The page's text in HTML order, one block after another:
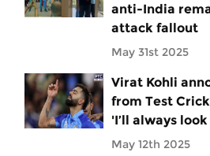
anti-India
attack fallout
May 31st 2025
Virat Kohli
from Test
'I’ll always
May 12th 2025